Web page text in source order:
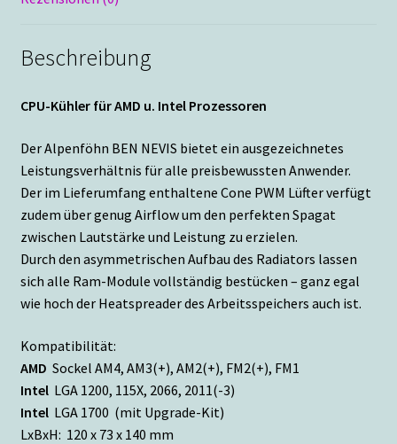
Beschreibung
CPU-Kühler für AMD u. Intel Prozessoren
Der Alpenföhn BEN NEVIS bietet ein ausgezeichnetes
Leistungsverhältnis für alle preisbewussten Anwender.
Der im Lieferumfang enthaltene Cone PWM Lüfter verfügt
zudem über genug Airflow um den perfekten Spagat
zwischen Lautstärke und Leistung zu erzielen.
Durch den asymmetrischen Aufbau des Radiators lassen
sich alle Ram-Module vollständig bestücken – ganz egal
wie hoch der Heatspreader des Arbeitsspeichers auch ist.
Kompatibilität:
AMD Sockel AM4, AM3(+), AM2(+), FM2(+), FM1
IntelLGA 1200, 115X, 2066, 2011(-3)
IntelLGA 1700 (mit Upgrade-Kit)
LxBxH: 120 x 73 x 140 mm